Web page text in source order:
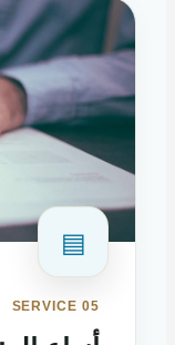
▤
SERVICE 05